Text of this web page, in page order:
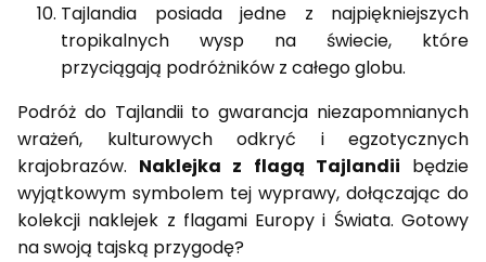
Tajlandia posiada jedne z najpiękniejszych
tropikalnych wysp na świecie, które
przyciągają podróżników z całego globu.
Podróż do Tajlandii to gwarancja niezapomnianych
wrażeń, kulturowych odkryć i egzotycznych
krajobrazów. Naklejka z flagą Tajlandii będzie
wyjątkowym symbolem tej wyprawy, dołączając do
kolekcji naklejek z flagami Europy i Świata. Gotowy
na swoją tajską przygodę?